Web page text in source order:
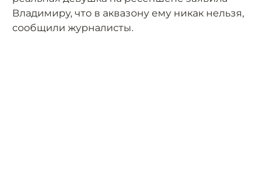
Владимиру, что в аквазону ему никак нельзя,
сообщили журналисты.